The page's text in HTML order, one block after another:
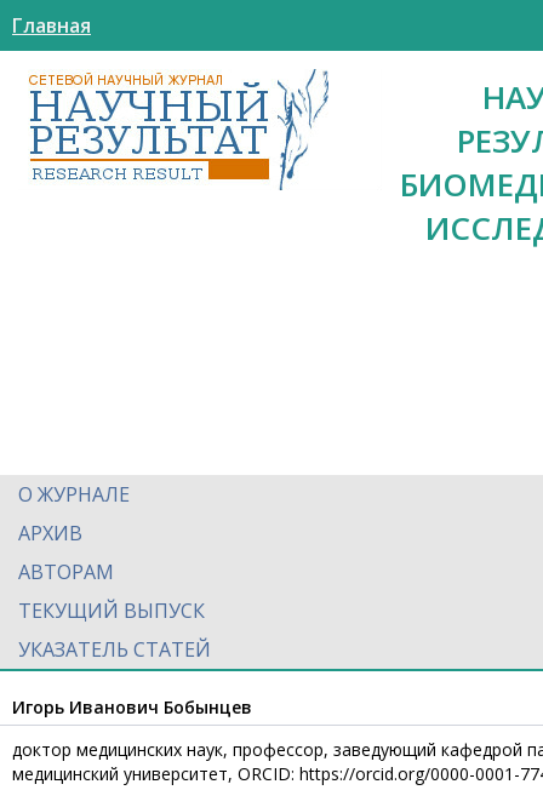
Главная
О ЖУРНАЛЕ
АРХИВ
АВТОРАМ
ТЕКУЩИЙ ВЫПУСК
УКАЗАТЕЛЬ СТАТЕЙ
Игорь Иванович Бобынцев
доктор медицинских наук, профессор, заведующий кафедрой
медицинский университет, ORCID: https://orcid.org/0000-0001-